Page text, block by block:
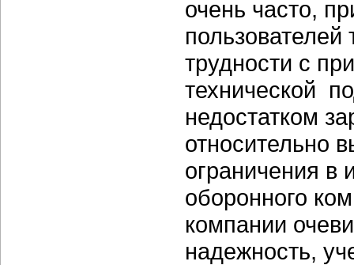
очень часто,
пользователей
трудности с
технической
недостатком
относительно
ограничения в
оборонного
компании
надежность,